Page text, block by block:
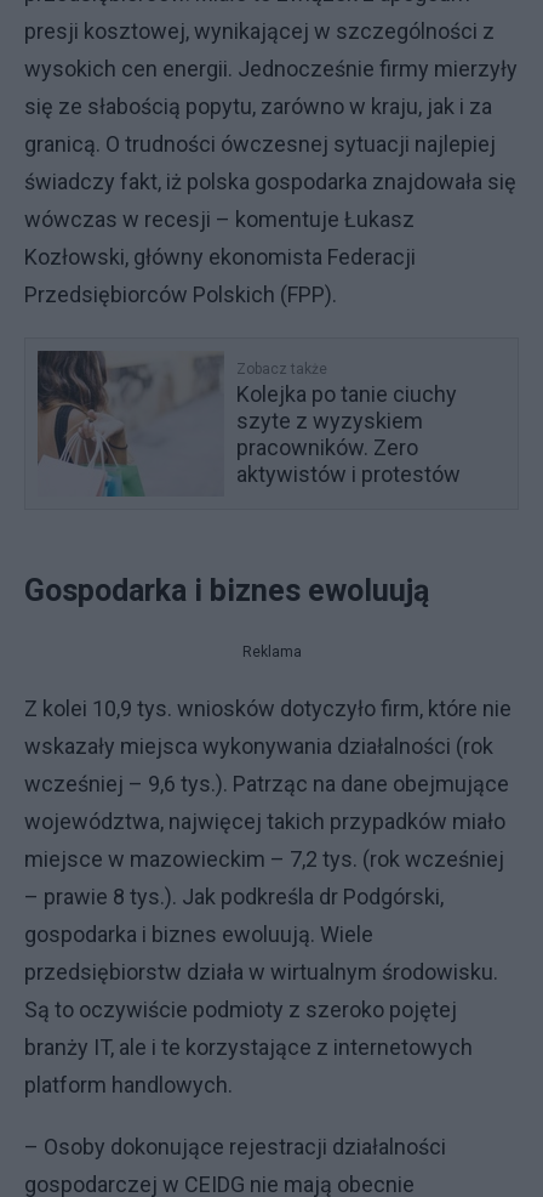
presji kosztowej, wynikającej w szczególności z
wysokich cen energii. Jednocześnie firmy mierzyły
się ze słabością popytu, zarówno w kraju, jak i za
granicą. O trudności ówczesnej sytuacji najlepiej
świadczy fakt, iż polska gospodarka znajdowała się
wówczas w recesji – komentuje Łukasz
Kozłowski, główny ekonomista Federacji
Przedsiębiorców Polskich (FPP).
Zobacz także
Kolejka po tanie ciuchy
szyte z wyzyskiem
pracowników. Zero
aktywistów i protestów
Gospodarka i biznes ewoluują
Reklama
Z kolei 10,9 tys. wniosków dotyczyło firm, które nie
wskazały miejsca wykonywania działalności (rok
wcześniej – 9,6 tys.). Patrząc na dane obejmujące
województwa, najwięcej takich przypadków miało
miejsce w mazowieckim – 7,2 tys. (rok wcześniej
– prawie 8 tys.). Jak podkreśla dr Podgórski,
gospodarka i biznes ewoluują. Wiele
przedsiębiorstw działa w wirtualnym środowisku.
Są to oczywiście podmioty z szeroko pojętej
branży IT, ale i te korzystające z internetowych
platform handlowych.
– Osoby dokonujące rejestracji działalności
gospodarczej w CEIDG nie mają obecnie